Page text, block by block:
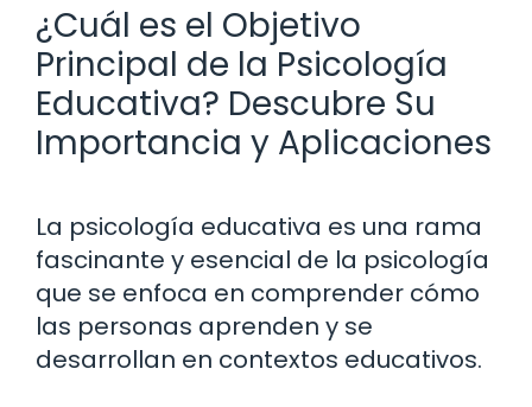
¿Cuál es el Objetivo
Principal de la Psicología
Educativa? Descubre Su
Importancia y Aplicaciones
La psicología educativa es una rama
fascinante y esencial de la psicología
que se enfoca en comprender cómo
las personas aprenden y se
desarrollan en contextos educativos.